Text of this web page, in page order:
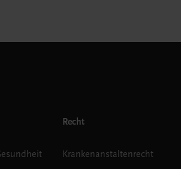
Recht
Krankenanstaltenrecht